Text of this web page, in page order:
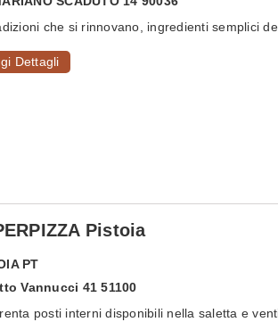
che si rinnovano, ingredienti semplici
Dettagli
Pistoia
PT
Vannucci 41 51100
posti interni disponibili nella saletta e